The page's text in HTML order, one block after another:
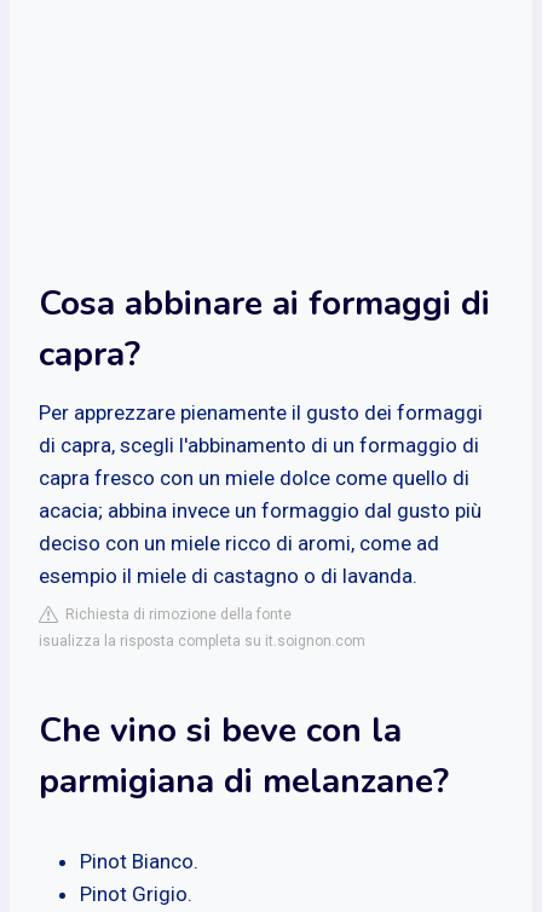
Cosa abbinare ai formaggi di
capra?
Per apprezzare pienamente il gusto dei formaggi
di capra, scegli l'abbinamento di un formaggio di
capra fresco con un miele dolce come quello di
acacia; abbina invece un formaggio dal gusto più
deciso con un miele ricco di aromi, come ad
esempio il miele di castagno o di lavanda.
Richiesta di rimozione della fonte
isualizza la risposta completa su it.soignon.com
Che vino si beve con la
parmigiana di melanzane?
Pinot Bianco.
Pinot Grigio.